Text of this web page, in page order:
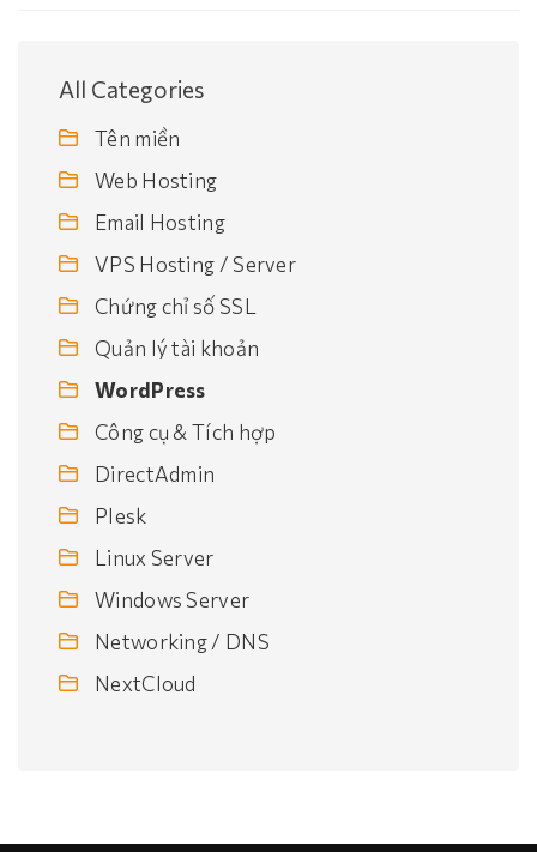
All Categories
Tên miền
Web Hosting
Email Hosting
VPS Hosting / Server
Chứng chỉ số SSL
Quản lý tài khoản
WordPress
Công cụ & Tích hợp
DirectAdmin
Plesk
Linux Server
Windows Server
Networking / DNS
NextCloud